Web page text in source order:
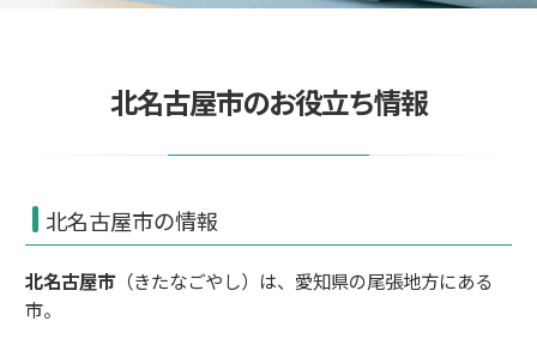
北名古屋市のお役立ち情報
北名古屋市の情報
北名古屋市（きたなごやし）は、 愛知県の尾張地方にある
市。